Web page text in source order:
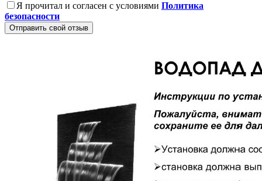
Я прочитал и согласен с условиями Политика
безопасности
Отправить свой отзыв